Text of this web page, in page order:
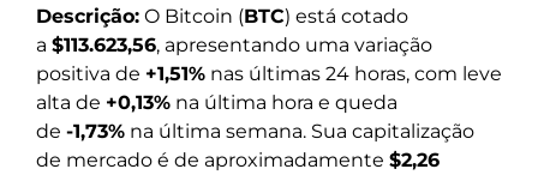
Descrição: O Bitcoin (BTC) está cotado
a $113.623,56, apresentando uma variação
positiva de +1,51% nas últimas 24 horas, com leve
alta de +0,13% na última hora e queda
de -1,73% na última semana. Sua capitalização
de mercado é de aproximadamente $2,26